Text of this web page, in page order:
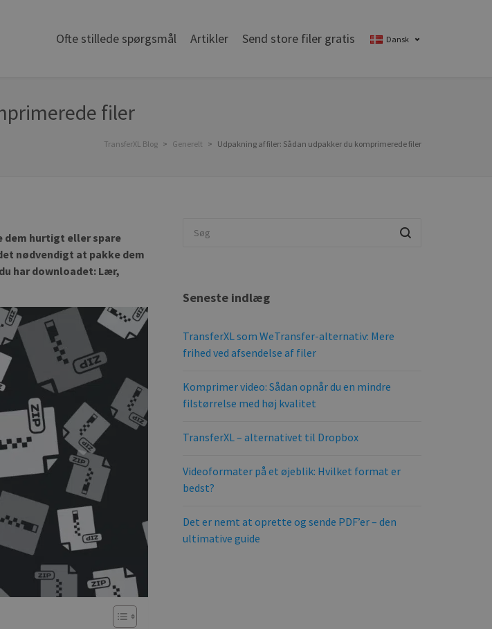
Dansk
Ofte stillede spørgsmål Artikler Send store filer gratis
filer
TransferXL Blog > Generelt > Udpakning af filer: Sådan udpakker du komprimerede filer
dem hurtigt eller spare
nødvendigt at pakke dem
har downloadet: Lær,
Seneste indlæg
TransferXL som WeTransfer-alternativ: Mere
frihed ved afsendelse af filer
Komprimer video: Sådan opnår du en mindre
filstørrelse med høj kvalitet
TransferXL – alternativet til Dropbox
Videoformater på et øjeblik: Hvilket format er
bedst?
Det er nemt at oprette og sende PDF’er – den
ultimative guide